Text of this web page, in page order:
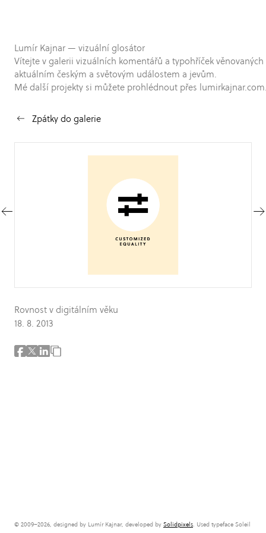
Lumír Kajnar — vizuální glosátor
Vítejte v galerii vizuálních komentářů a typohříček věnovaných
aktuálním českým a světovým událostem a jevům.
Mé další projekty si můžete prohlédnout přes
Zpátky do galerie
Rovnost v digitálním věku
18. 8. 2013
© 2009–2026, designed by Lumír Kajnar, developed by Solidpixels. Used typeface Soleil